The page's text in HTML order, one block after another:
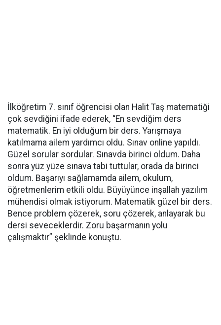
İlköğretim 7. sınıf öğrencisi olan Halit Taş matematiği
çok sevdiğini ifade ederek, “En sevdiğim ders
matematik. En iyi olduğum bir ders. Yarışmaya
katılmama ailem yardımcı oldu. Sınav online yapıldı.
Güzel sorular sordular. Sınavda birinci oldum. Daha
sonra yüz yüze sınava tabi tuttular, orada da birinci
oldum. Başarıyı sağlamamda ailem, okulum,
öğretmenlerim etkili oldu. Büyüyünce inşallah yazılım
mühendisi olmak istiyorum. Matematik güzel bir ders.
Bence problem çözerek, soru çözerek, anlayarak bu
dersi seveceklerdir. Zoru başarmanın yolu
çalışmaktır” şeklinde konuştu.